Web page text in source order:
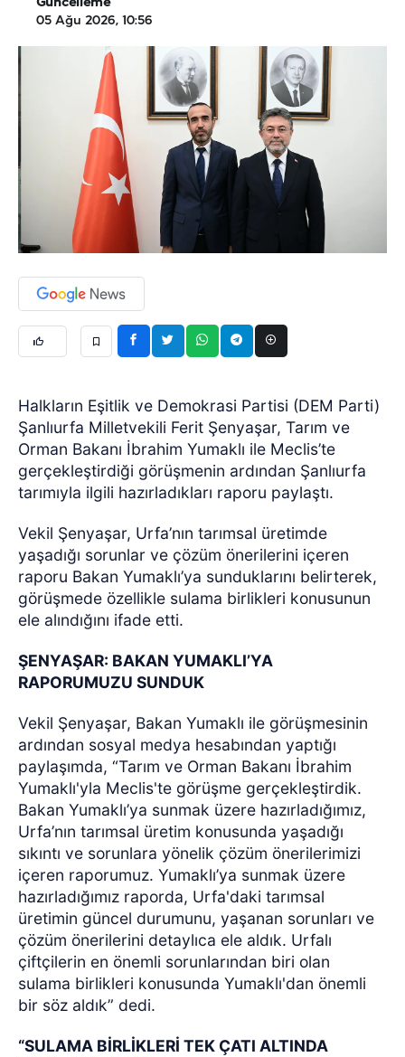
Güncelleme
05 Ağu 2026, 10:56
Halkların Eşitlik ve Demokrasi Partisi (DEM Parti)
Şanlıurfa Milletvekili Ferit Şenyaşar, Tarım ve
Orman Bakanı İbrahim Yumaklı ile Meclis’te
gerçekleştirdiği görüşmenin ardından Şanlıurfa
tarımıyla ilgili hazırladıkları raporu paylaştı.
Vekil Şenyaşar, Urfa’nın tarımsal üretimde
yaşadığı sorunlar ve çözüm önerilerini içeren
raporu Bakan Yumaklı’ya sunduklarını belirterek,
görüşmede özellikle sulama birlikleri konusunun
ele alındığını ifade etti.
ŞENYAŞAR: BAKAN YUMAKLI’YA
RAPORUMUZU SUNDUK
Vekil Şenyaşar, Bakan Yumaklı ile görüşmesinin
ardından sosyal medya hesabından yaptığı
paylaşımda, “Tarım ve Orman Bakanı İbrahim
Yumaklı'yla Meclis'te görüşme gerçekleştirdik.
Bakan Yumaklı’ya sunmak üzere hazırladığımız,
Urfa’nın tarımsal üretim konusunda yaşadığı
sıkıntı ve sorunlara yönelik çözüm önerilerimizi
içeren raporumuz. Yumaklı’ya sunmak üzere
hazırladığımız raporda, Urfa'daki tarımsal
üretimin güncel durumunu, yaşanan sorunları ve
çözüm önerilerini detaylıca ele aldık. Urfalı
çiftçilerin en önemli sorunlarından biri olan
sulama birlikleri konusunda Yumaklı'dan önemli
bir söz aldık” dedi.
“SULAMA BİRLİKLERİ TEK ÇATI ALTINDA